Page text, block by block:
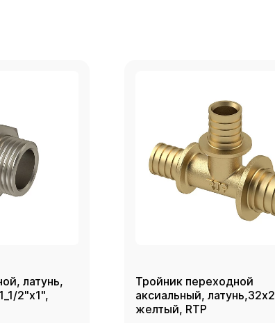
латунь,
2"х1",
Тройник переходной
аксиальный,
желтый, RTP